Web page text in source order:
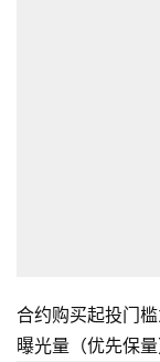
合约购买起投门
曝光量（优先保量